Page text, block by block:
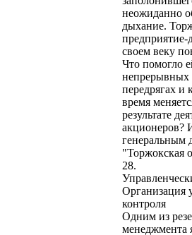
неожиданно
дыхание.
предприятие-
своем веку
Что помогло
непрерывных
передрягах и
время
результате
акционеров?
генеральным
"Торжокская
28.
Организация
контроля
Одним из
менеджмента